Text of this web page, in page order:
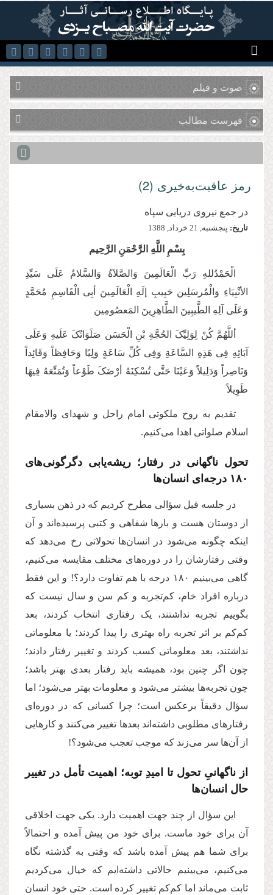
رفتن به محتوای اصلی
صوت و فیلم
فهرست مطالب
رمز عاقبت‌به‌خیری (2)
در جمع نیروی دریایی سپاه
تاریخ: پنجشنبه, 21 خرداد, 1388
بِسْمِ اللَّهِ الرَّحْمَنِ الرَّحِیم
الْحَمْدُللهِ رَبِّ الْعَالَمِینَ وَالصَّلاَةُ وَالسَّلامُ عَلَی سَیِّدِ
الأنْبِیَاءِ وَالْمُرسَلِین حَبِیبِ إلَهِ الْعَالَمِینَ أبِی الْقَاسِمِ مُحَمَّدٍ
وَعَلَی آلِهِ الطَّیبِینَ الطَّاهِرِینَ المَعصُومِین
أللَّهُمَّ کُنْ لِوَلِیِّکَ الحُجَّةِ بْنِ الْحَسَن صَلَوَاتُکَ عَلَیهِ وَعَلَی
آبَائِهِ فِی هَذِهِ السَّاعَةِ وَفِی کُلِّ سَاعَةٍ‌ وَلِیًا وَحَافِظاً وَقَائِداً
وَنَاصِراً وَدَلِیلاً وَعَیْنَا حَتَّی تُسْکِنَهُ أرْضَکَ طَوْعاً وَتُمَتِّعَهُ فِیهَا
طَوِیلاً
تقدیم به روح ملکوتی امام راحل و شهدای والامقام
اسلام صلواتی اهدا می‌کنیم.
تحول ناگهانی در رفتار؛ ریشه‌یابی دگرگونی‌های
۱۸۰ درجه‌ای انسان‌ها
در جلسه قبل سؤالی مطرح کردیم که در ذهن بسیاری
از دوستان هست و بارها شفاهی و کتبی پرسیده‌اند و آن
اینکه چگونه می‌شود در انسان‌ها تحولاتی رخ می‌دهد که
وقتی رفتارشان را در دوره‌های مختلف مقایسه می‌کنیم،
گاهی می‌بینیم ۱۸۰ درجه با هم تفاوت دارد؟! و این فقط
درباره افراد خام، کم‌تجربه و کم سن و سال نیست که
بگوییم تجربه نداشتند، یک رفتاری انتخاب کردند، بعد
کم‌‌کم بر اثر تجربه راه بهتری را پیدا کردند؛ یا معلوماتی
نداشتند، بعد معلوماتی کسب کردند و تغییر رفتار دادند؛
چون اگر چنین بود، همیشه باید رفتار بعدی بهتر باشد؛
چون تجربه‌ها بیشتر می‌شود و معلومات بهتر می‌شود؛ اما
سؤال دقیقاً برعکس است؛ چرا کسانی که در دوره‌ای
رفتارهای مطلوبی داشته‌اند بعدها تغییر می‌کنند و کارهایی
از آن‌ها سر می‌زند که موجب تعجب می‌شود؟!
از ناگهانیِ تحول تا امیدِ توبه؛ اهمیت تأمل در تغییر
حال انسان‌ها
این سؤال از چند جهت اهمیت دارد. یکی جهت اخلاقی
آن برای خود ماست. برای خود من پیش آمده و احتمالاً
برای شما هم پیش آمده باشد که وقتی به گذشته نگاه
می‌کنیم، می‌بینیم حالاتی داشته‌ایم که خیال می‌کردیم
ثابت می‌ماند اما کم‌کم تغییر کرده است. حتی خود انسان